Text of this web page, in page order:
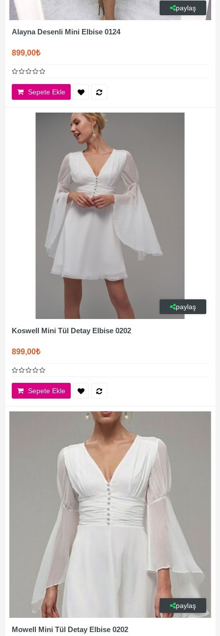
paylaş
Alayna Desenli Mini Elbise 0124
899,00₺
Sepete Ekle
paylaş
Koswell Mini Tül Detay Elbise 0202
899,00₺
Sepete Ekle
paylaş
Mowell Mini Tül Detay Elbise 0202